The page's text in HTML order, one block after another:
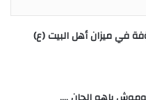
في ميزان أهل البيت (ع)